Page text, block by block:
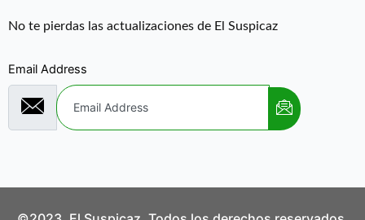
No te pierdas las actualizaciones de El Suspicaz
Email Address